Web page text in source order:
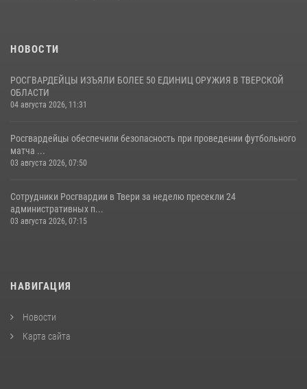
НОВОСТИ
РОСГВАРДЕЙЦЫ ИЗЪЯЛИ БОЛЕЕ 50 ЕДИНИЦ ОРУЖИЯ В ТВЕРСКОЙ
ОБЛАСТИ
04 августа 2026, 11:31
Росгвардейцы обеспечили безопасность при проведении футбольного
матча ...
03 августа 2026, 07:50
Сотрудники Росгвардии в Твери за неделю пресекли 24
административных п...
03 августа 2026, 07:15
НАВИГАЦИЯ
Новости
Карта сайта